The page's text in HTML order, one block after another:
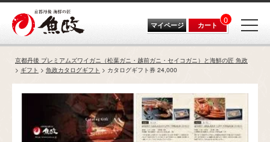
マイページ カート 0
京都丹後 プレミアムズワイガニ（松葉ガニ・越前ガニ・セイコガニ）と海鮮の匠 魚政
ギフト
魚政カタログギフト カタログギフト券 24,000